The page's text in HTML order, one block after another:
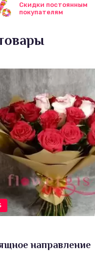
Скидки постоянным
покупателям
направление